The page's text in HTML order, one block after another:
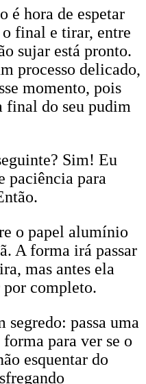
é hora de espetar
final e tirar, entre
sujar está pronto.
processo delicado,
momento, pois
final do seu pudim
Sim! Eu
paciência para
o papel alumínio
A forma irá passar
mas antes ela
completo.
passa uma
para ver se o
esquentar do